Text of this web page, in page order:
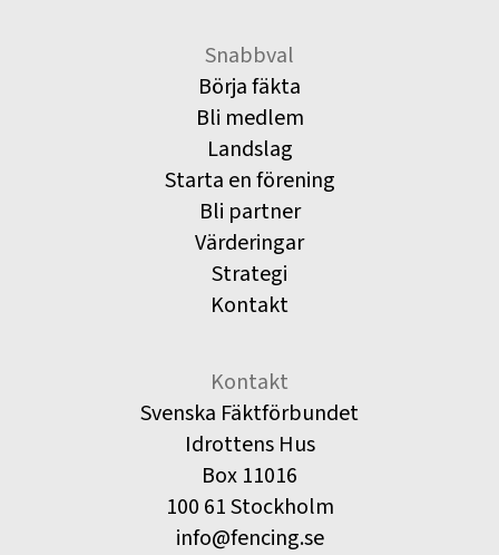
Snabbval
Börja fäkta
Bli medlem
Landslag
Starta en förening
Bli partner
Värderingar
Strategi
Kontakt
Kontakt
Svenska Fäktförbundet
Idrottens Hus
Box 11016
100 61 Stockholm
info@fencing.se